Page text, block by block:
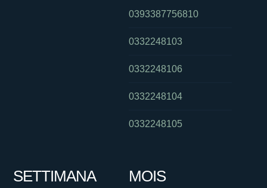
0393387756810
0332248103
0332248106
0332248104
0332248105
SETTIMANA MOIS